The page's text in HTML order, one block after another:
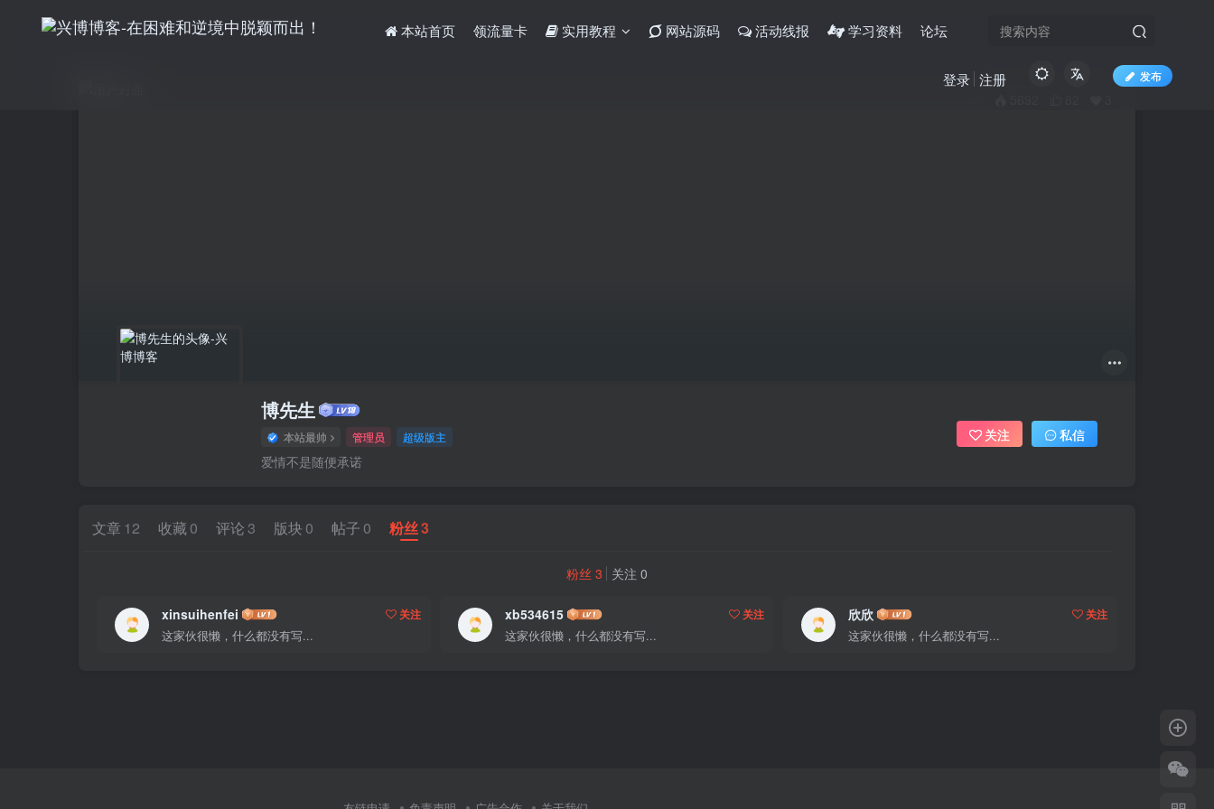
本站首页 领流量卡 实用教程 网站源码 活动线报 学习资料 论坛
发布
登录 注册
博先生
本站最帅 管理员 超级版主
爱情不是随便承诺
关注 私信
文章 12 收藏 0 评论 3 版块 0 帖子 0 粉丝3
粉丝 3 关注 0
xinsuihenfei
关注
这家伙很懒，什么都没有写...
xb534615
关注
这家伙很懒，什么都没有写...
欣欣
关注
这家伙很懒，什么都没有写...